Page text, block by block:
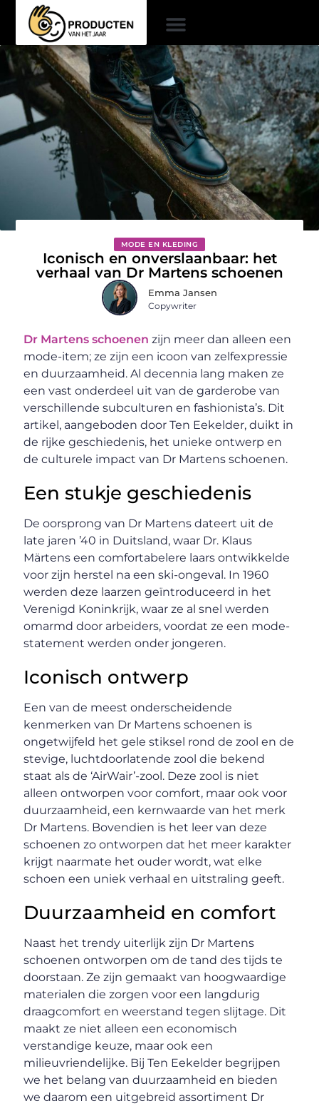
MODE EN KLEDING
Iconisch en onverslaanbaar: het
verhaal van Dr Martens schoenen
Emma Jansen
Copywriter
Dr Martens schoenen zijn meer dan alleen een
mode-item; ze zijn een icoon van zelfexpressie
en duurzaamheid. Al decennia lang maken ze
een vast onderdeel uit van de garderobe van
verschillende subculturen en fashionista’s. Dit
artikel, aangeboden door Ten Eekelder, duikt in
de rijke geschiedenis, het unieke ontwerp en
de culturele impact van Dr Martens schoenen.
Een stukje geschiedenis
De oorsprong van Dr Martens dateert uit de
late jaren ’40 in Duitsland, waar Dr. Klaus
Märtens een comfortabelere laars ontwikkelde
voor zijn herstel na een ski-ongeval. In 1960
werden deze laarzen geïntroduceerd in het
Verenigd Koninkrijk, waar ze al snel werden
omarmd door arbeiders, voordat ze een mode-
statement werden onder jongeren.
Iconisch ontwerp
Een van de meest onderscheidende
kenmerken van Dr Martens schoenen is
ongetwijfeld het gele stiksel rond de zool en de
stevige, luchtdoorlatende zool die bekend
staat als de ‘AirWair’-zool. Deze zool is niet
alleen ontworpen voor comfort, maar ook voor
duurzaamheid, een kernwaarde van het merk
Dr Martens. Bovendien is het leer van deze
schoenen zo ontworpen dat het meer karakter
krijgt naarmate het ouder wordt, wat elke
schoen een uniek verhaal en uitstraling geeft.
Duurzaamheid en comfort
Naast het trendy uiterlijk zijn Dr Martens
schoenen ontworpen om de tand des tijds te
doorstaan. Ze zijn gemaakt van hoogwaardige
materialen die zorgen voor een langdurig
draagcomfort en weerstand tegen slijtage. Dit
maakt ze niet alleen een economisch
verstandige keuze, maar ook een
milieuvriendelijke. Bij Ten Eekelder begrijpen
we het belang van duurzaamheid en bieden
we daarom een uitgebreid assortiment Dr